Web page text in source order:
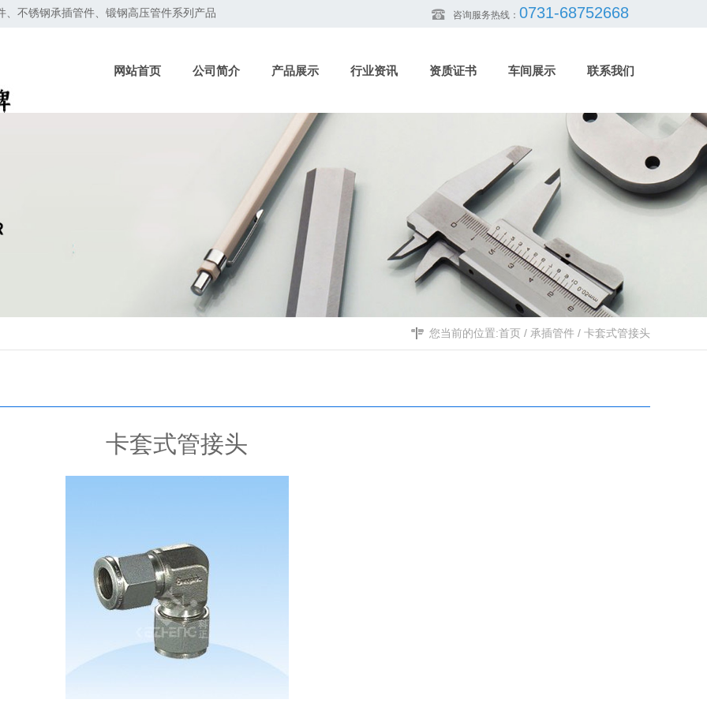
不锈钢承插管件、锻钢高压管件系列产品 咨询服务热线： 0731-68752668
网站首页 公司简介 产品展示 行业资讯 资质证书 车间展示 联系我们
您当前的位置:首页 / 承插管件 / 卡套式管接头
卡套式管接头